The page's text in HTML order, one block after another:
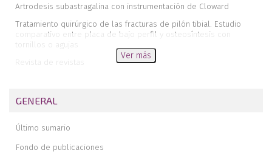
Artrodesis subastragalina con instrumentación de Cloward
Tratamiento quirúrgico de las fracturas de pilón tibial. Estudio
comparativo entre placa de bajo perfil y osteosíntesis con
tornillos o agujas
Revista de revistas
Necrológica del Dr. Jesús Martínez Villa
Ver más
GENERAL
Último sumario
Fondo de publicaciones